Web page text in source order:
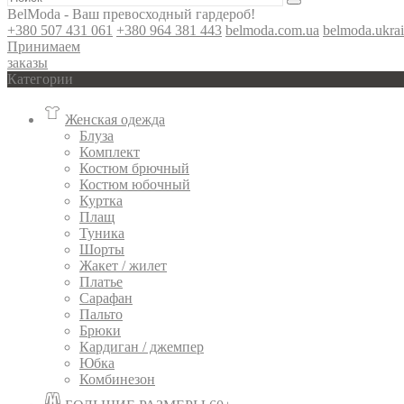
BelModa - Ваш превосходный гардероб!
+380 507 431 061 +380 964 381 443 belmoda.com.ua
Принимаем
заказы
Категории
Женская одежда
Блуза
Комплект
Костюм брючный
Костюм юбочный
Куртка
Плащ
Туника
Шорты
Жакет / жилет
Платье
Сарафан
Пальто
Брюки
Кардиган / джемпер
Юбка
Комбинезон